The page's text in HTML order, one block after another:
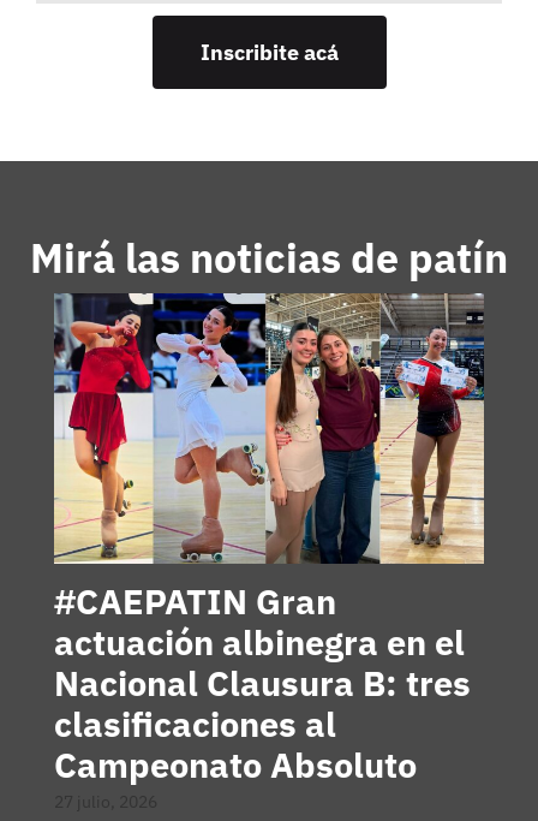
Inscribite acá
Mirá las noticias de patín
#CAEPATIN Gran
actuación albinegra en el
Nacional Clausura B: tres
clasificaciones al
Campeonato Absoluto
27 julio, 2026